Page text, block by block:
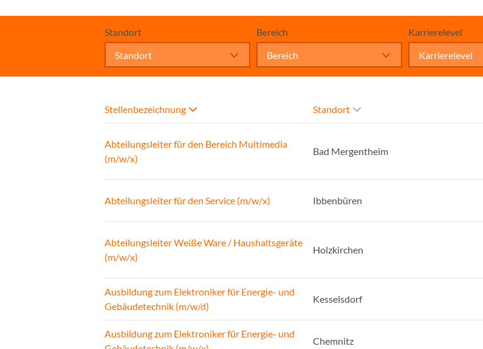
Standort
Standort
Bereich
Bereich
Karrierelevel
Karrierelevel
Stellenbezeichnung Standort
Abteilungsleiter für den Bereich Multimedia
(m/w/x)
Bad Mergentheim
Abteilungsleiter für den Service (m/w/x) Ibbenbüren
Abteilungsleiter Weiße Ware / Haushaltsgeräte
(m/w/x)
Holzkirchen
Ausbildung zum Elektroniker für Energie- und
Gebäudetechnik (m/w/d)
Kesselsdorf
Ausbildung zum Elektroniker für Energie- und
Chemnitz